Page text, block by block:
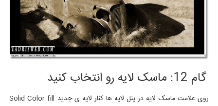
گام 12: ماسک لایه رو انتخاب کنید
روی علامت ماسک لایه در پنل لایه ها کنار لایه ی جدید Solid Color fill